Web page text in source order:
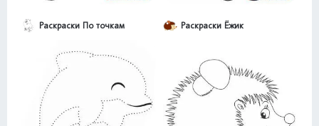
Раскраски По точкам Раскраски Ёжик